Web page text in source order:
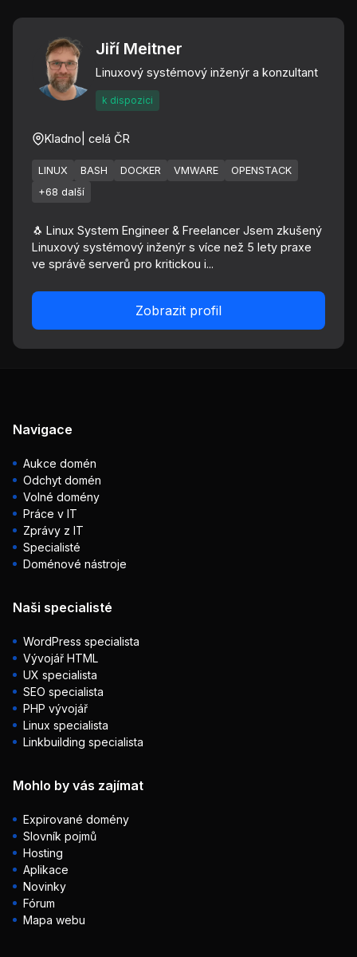
Jiří Meitner
Linuxový systémový inženýr a konzultant
k dispozici
Kladno | celá ČR
LINUX BASH DOCKER VMWARE
OPENSTACK
+68 další
🐧 Linux System Engineer & Freelancer Jsem zkušený
Linuxový systémový inženýr s více než 5 lety praxe
ve správě serverů pro kritickou i...
Zobrazit profil
Navigace
Aukce domén
Odchyt domén
Volné domény
Práce v IT
Zprávy z IT
Specialisté
Doménové nástroje
Naši specialisté
WordPress specialista
Vývojář HTML
UX specialista
SEO specialista
PHP vývojář
Linux specialista
Linkbuilding specialista
Mohlo by vás zajímat
Expirované domény
Slovník pojmů
Hosting
Aplikace
Novinky
Fórum
Mapa webu